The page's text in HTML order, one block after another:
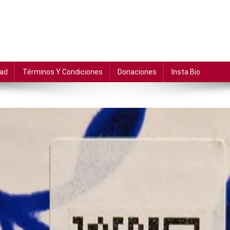
Términos Y Condiciones Donaciones Insta Bio